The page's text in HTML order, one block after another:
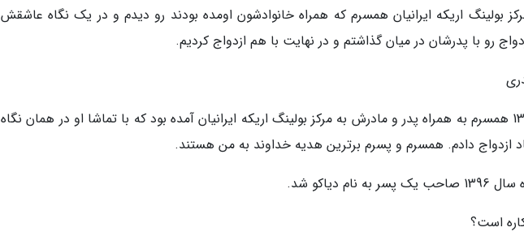
1393 در مرکز بولینگ اریکه ایرانیان همسرم که همراه خانوادشون اومده بودند رو دیدم و در یک نگاه عاشقش
رو با پدرشان در میان گذاشتم و در نهایت با هم ازدواج کردیم.
در دوم فروردین سال 1393 همسرم به همراه پدر و مادرش به مرکز بولینگ اریکه ایرانیان آمده بود که با تماشا او در همان نگاه
ازدواج دادم. همسرم و پسرم برترین هدیه خداوند به من هستند.
دیاکو شد.
است؟